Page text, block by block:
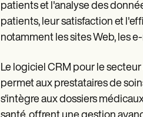
patients et l'analyse des
patients, leur satisfaction et
notamment les sites Web, les
Le logiciel CRM pour le
permet aux prestataires de
s'intègre aux dossiers